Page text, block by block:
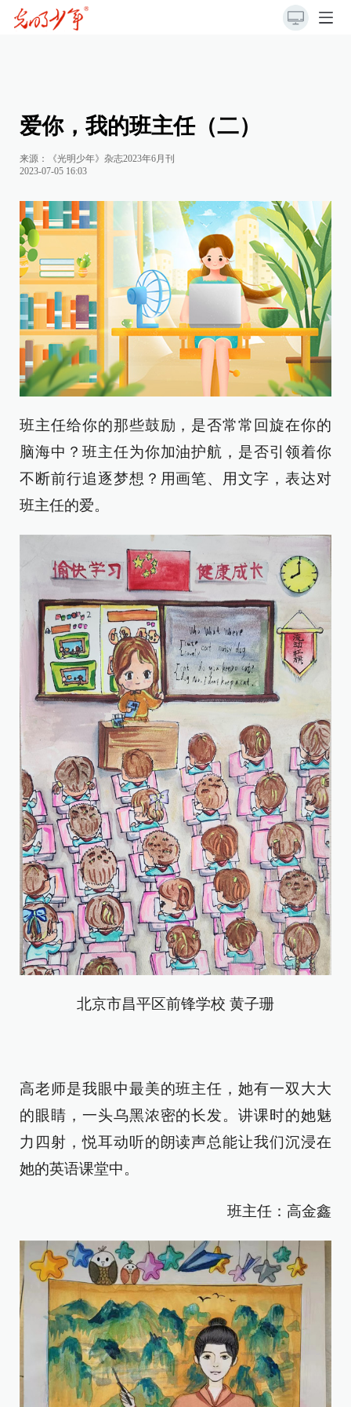
爱你，我的班主任（二）
来源：《光明少年》杂志2023年6月刊
2023-07-05 16:03
班主任给你的那些鼓励，是否常常回旋在你的
脑海中？班主任为你加油护航，是否引领着你
不断前行追逐梦想？用画笔、用文字，表达对
班主任的爱。
北京市昌平区前锋学校 黄子珊
高老师是我眼中最美的班主任，她有一双大大
的眼睛，一头乌黑浓密的长发。讲课时的她魅
力四射，悦耳动听的朗读声总能让我们沉浸在
她的英语课堂中。
班主任：高金鑫